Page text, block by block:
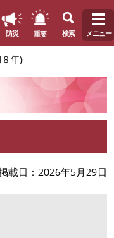
防災 重要 検索 メニュー
年)
載日 2026年5月29日